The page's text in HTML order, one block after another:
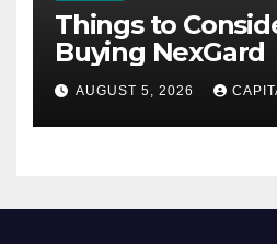
Things to
Buying NexGard
AUGUST 5, 2026